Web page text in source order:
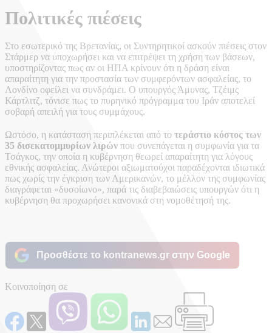
Πολιτικές πιέσεις
Στο εσωτερικό της Βρετανίας, οι Συντηρητικοί ασκούν πιέσεις στον
Στάρμερ να υποχωρήσει και να επιτρέψει τη χρήση των βάσεων,
υποστηρίζοντας πως αν οι ΗΠΑ κρίνουν ότι η δράση είναι
απαραίτητη για την προστασία των συμφερόντων ασφαλείας, το
Λονδίνο οφείλει να συνδράμει. Ο υπουργός Άμυνας, Τζέιμς
Κάρτλιτζ, τόνισε πως το πυρηνικό πρόγραμμα του Ιράν αποτελεί
σοβαρή απειλή για τους συμμάχους.
Ωστόσο, η κατάσταση περιπλέκεται από το τεράστιο κόστος των
35 δισεκατομμυρίων λιρών που συνεπάγεται η συμφωνία για τα
Τσάγκος, την οποία η κυβέρνηση θεωρεί απαραίτητη για λόγους
εθνικής ασφαλείας. Ανώτεροι αξιωματούχοι παραδέχονται ιδιωτικά
πως χωρίς την έγκριση των Αμερικανών, το μέλλον της συμφωνίας
διαγράφεται «δυσοίωνο», παρά τις διαβεβαιώσεις υπουργών ότι η
κυβέρνηση θα προχωρήσει κανονικά στη νομοθέτησή της.
Προσθέστε το kontranews.gr στην Google
Κοινοποίηση σε